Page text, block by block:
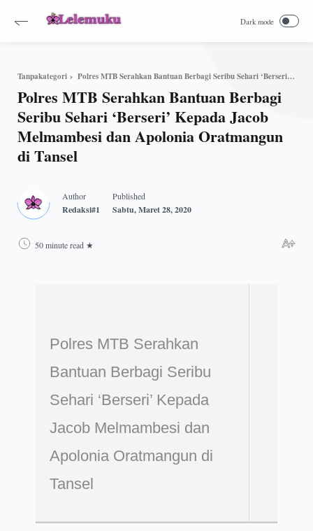
Tanpakategori Polres MTB Serahkan Bantuan Berbagi Seribu Sehari ‘Berseri’ Kepada Jacob Melmambesi dan Apolonia Oratmangun di Tansel
Polres MTB Serahkan Bantuan Berbagi
Seribu Sehari ‘Berseri’ Kepada Jacob
Melmambesi dan Apolonia Oratmangun
di Tansel
50 minute read
Polres MTB Serahkan
Bantuan Berbagi Seribu
Sehari ‘Berseri’ Kepada
Jacob Melmambesi dan
Apolonia Oratmangun di
Tansel